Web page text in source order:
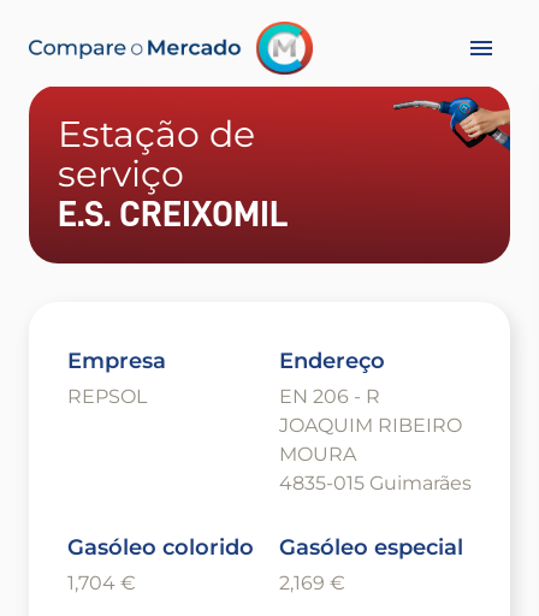
Estação de
serviço
E.S. CREIXOMIL
Empresa
REPSOL
Endereço
EN 206 - R
JOAQUIM RIBEIRO
MOURA
4835-015 Guimarães
Gasóleo colorido
1,704 €
Gasóleo especial
2,169 €